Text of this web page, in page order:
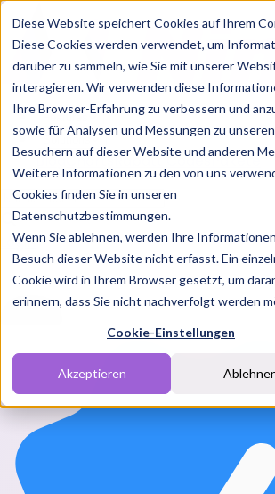
Diese Website speichert Cookies auf Ihrem
Diese Cookies werden verwendet, um
darüber zu sammeln, wie Sie mit unserer
interagieren. Wir verwenden diese
Ihre Browser-Erfahrung zu verbessern und
sowie für Analysen und Messungen zu unseren
Besuchern auf dieser Website und anderen
Weitere Informationen zu den von uns
Cookies finden Sie in unseren
Datenschutzbestimmungen.
Wenn Sie ablehnen, werden Ihre
Besuch dieser Website nicht erfasst. Ein
Cookie wird in Ihrem Browser gesetzt, um
erinnern, dass Sie nicht nachverfolgt werden
Cookie-Einstellungen
Akzeptieren
Features
Solutions
BlogChartsRabatt CodesPakete
Login